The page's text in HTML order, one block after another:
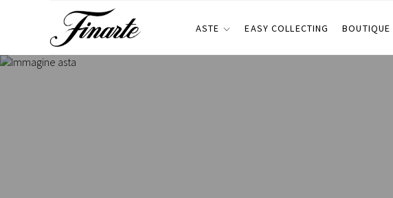
ASTE EASY COLLECTING BOUTIQUE